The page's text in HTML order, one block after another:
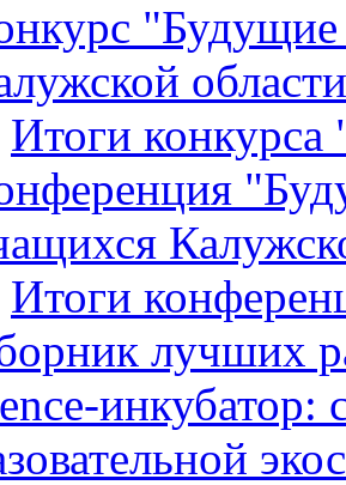
области
Итоги
Итоги
лучших
инкубатор: